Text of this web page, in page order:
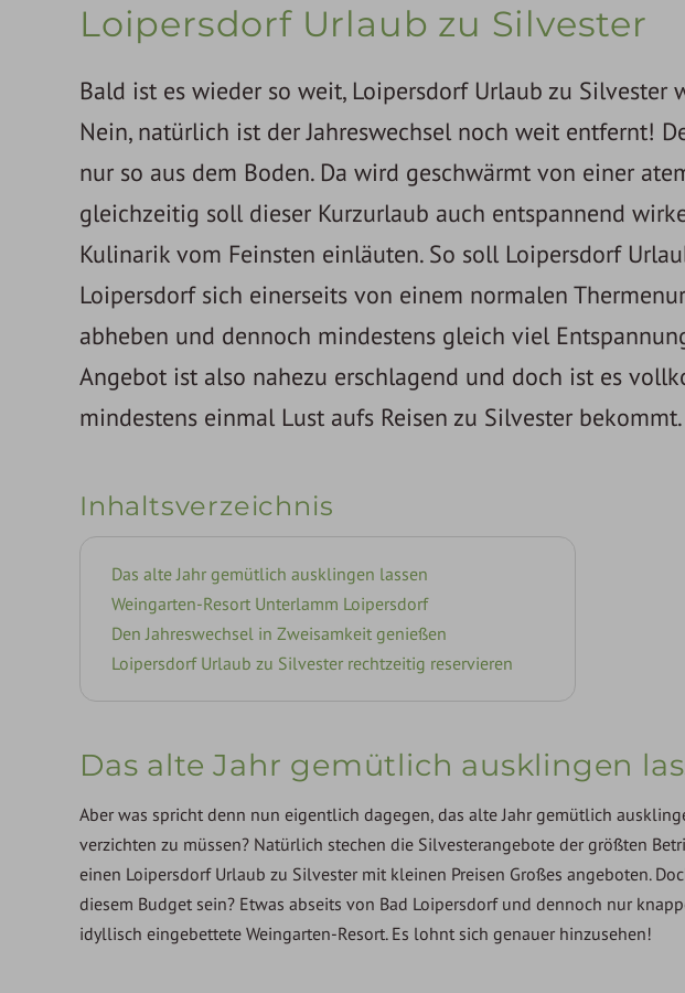
Loipersdorf Urlaub zu Silvester
Bald ist es wieder so weit, Loipersdorf Urlaub zu Silvester
Nein, natürlich ist der Jahreswechsel noch weit entfernt!
nur so aus dem Boden. Da wird geschwärmt von einer
gleichzeitig soll dieser Kurzurlaub auch entspannend
Kulinarik vom Feinsten einläuten. So soll Loipersdorf
Loipersdorf sich einerseits von einem normalen
abheben und dennoch mindestens gleich viel
Angebot ist also nahezu erschlagend und doch ist es
mindestens einmal Lust aufs Reisen zu Silvester bekommt.
Inhaltsverzeichnis
Das alte Jahr gemütlich ausklingen lassen
Weingarten-Resort Unterlamm Loipersdorf
Den Jahreswechsel in Zweisamkeit genießen
Loipersdorf Urlaub zu Silvester rechtzeitig reservieren
Das alte Jahr gemütlich ausklingen
Aber was spricht denn nun eigentlich dagegen, das alte Jahr gemütlich
verzichten zu müssen? Natürlich stechen die Silvesterangebote der größten
einen Loipersdorf Urlaub zu Silvester mit kleinen Preisen Großes angeboten.
diesem Budget sein? Etwas abseits von Bad Loipersdorf und dennoch nur
idyllisch eingebettete Weingarten-Resort. Es lohnt sich genauer hinzusehen!